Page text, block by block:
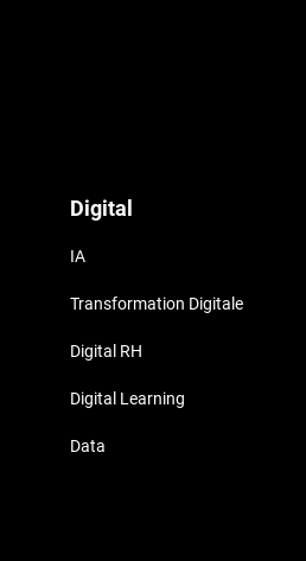
Digital
IA
Transformation Digitale
Digital RH
Digital Learning
Data